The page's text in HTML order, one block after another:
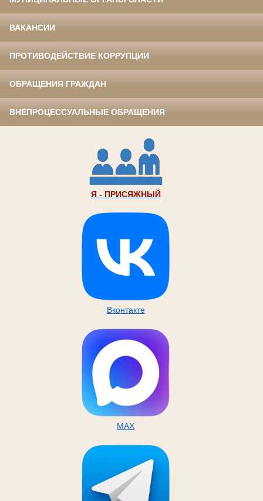
ВАКАНСИИ
ПРОТИВОДЕЙСТВИЕ КОРРУПЦИИ
ОБРАЩЕНИЯ ГРАЖДАН
ВНЕПРОЦЕССУАЛЬНЫЕ ОБРАЩЕНИЯ
Я - ПРИСЯЖНЫЙ
Вконтакте
MAX